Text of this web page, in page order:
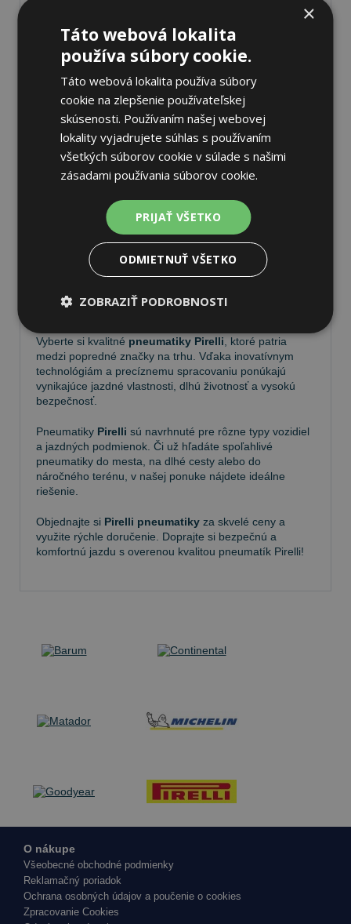
Pirelli SCORPION
235/55 R19 105 V Letné
A A 69 dB
Nie je skladom Sledovať naskladnenie
Pneumatiky Pirelli – kvalita a
spoľahlivosť na každej ceste
Vyberte si kvalitné pneumatiky Pirelli , ktoré patria
medzi popredné značky na trhu. Vďaka inovatívnym
technológiám a precíznemu spracovaniu ponúkajú
vynikajúce jazdné vlastnosti, dlhú životnosť a vysokú
bezpečnosť.
Pneumatiky Pirelli sú navrhnuté pre rôzne typy vozidiel
a jazdných podmienok. Či už hľadáte spoľahlivé
pneumatiky do mesta, na dlhé cesty alebo do
náročného terénu, v našej ponuke nájdete ideálne
riešenie.
Objednajte si Pirelli pneumatiky za skvelé ceny a
využite rýchle doručenie. Doprajte si bezpečnú a
komfortnú jazdu s overenou kvalitou pneumatík Pirelli!
O nákupe
Všeobecné obchodné podmienky
Reklamačný poriadok
Ochrana osobných údajov a poučenie o cookies
Zpracovanie Cookies
×
Táto webová lokalita
používa súbory cookie.
Táto webová lokalita používa súbory
cookie na zlepšenie používateľskej
skúsenosti. Používaním našej webovej
lokality vyjadrujete súhlas s používaním
všetkých súborov cookie v súlade s našimi
zásadami používania súborov cookie.
PRIJAŤ VŠETKO
ODMIETNUŤ VŠETKO
ZOBRAZIŤ PODROBNOSTI